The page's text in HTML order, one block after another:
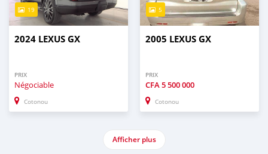
19
2024 LEXUS GX
PRIX
Négociable
Cotonou
5
2005 LEXUS GX
PRIX
CFA5 500 000
Cotonou
Afficher plus